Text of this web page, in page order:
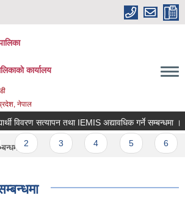
कार्यालय
नेपाल
विवरण सत्यापन तथा IEMIS अद्यावधिक गर्ने सम्बन्धमा ।
2 3 4 5 6